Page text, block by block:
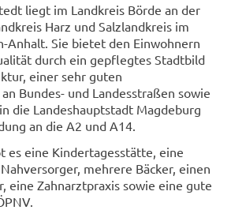
liegt im Landkreis Börde an der
Harz und Salzlandkreis im
Anhalt. Sie bietet den Einwohnern
durch ein gepflegtes Stadtbild
einer sehr guten
Bundes- und Landesstraßen sowie
die Landeshauptstadt Magdeburg
an die A2 und A14.
es eine Kindertagesstätte, eine
mehrere Bäcker, einen
eine Zahnarztpraxis sowie eine gute